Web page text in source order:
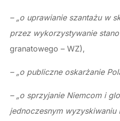
– „o uprawianie szantażu w
przez wykorzystywanie
granatowego – WZ),
– „o publiczne oskarżanie
– „o sprzyjanie Niemcom i
jednoczesnym